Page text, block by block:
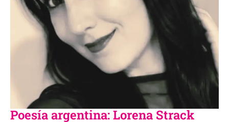
Poesía argentina: Lorena Strack